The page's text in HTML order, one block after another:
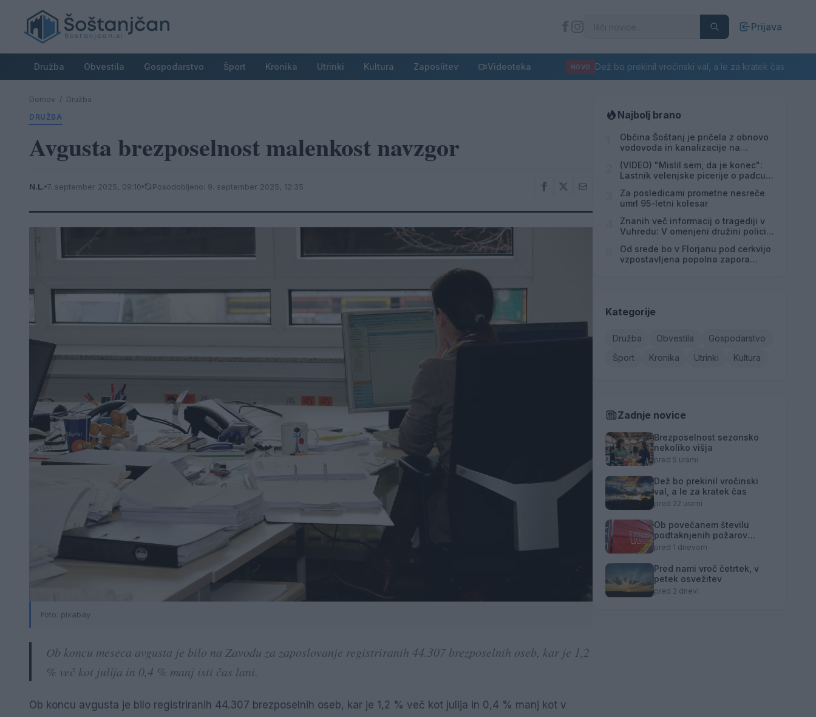
Prijava
Družba Obvestila Gospodarstvo Šport Kronika Utrinki Kultura Zaposlitev Videoteka NOVO Dež bo prekinil vročinski val, a le za kratek čas
Domov / Družba
DRUŽBA
Avgusta brezposelnost malenkost navzgor
N.L. 7. september 2025, 09:10 Posodobljeno: 9. september 2025, 12:35
Foto: pixabay
Ob koncu meseca avgusta je bilo na Zavodu za zaposlovanje registriranih 44.307 brezposelnih oseb, kar je 1,2
% več kot julija in 0,4 % manj isti čas lani.
Ob koncu avgusta je bilo registriranih 44.307 brezposelnih oseb, kar je 1,2 % več kot julija in 0,4 % manj kot v
Najbolj brano
Občina Šoštanj je pričela z obnovo
vodovoda in kanalizacije na
(VIDEO) "Mislil sem, da je konec":
Lastnik velenjske picerije o padcu s
Za posledicami prometne nesreče
umrl 95-letni kolesar
Znanih več informacij o tragediji v
Vuhredu: V omenjeni družini policija
Od srede bo v Florjanu pod cerkvijo
vzpostavljena popolna zapora
Kategorije
Družba Obvestila
Gospodarstvo
Šport
Kronika Utrinki Kultura
Zadnje novice
Brezposelnost sezonsko
nekoliko višja
pred 5 urami
Dež bo prekinil vročinski
val, a le za kratek čas
pred 22 urami
Ob povečanem številu
podtaknjenih požarov
pozivi občanom k
policije
pred 1 dnevom
Pred nami vroč četrtek, v
petek osvežitev
pred 2 dnevi